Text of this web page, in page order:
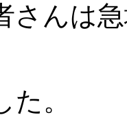
さんは
。